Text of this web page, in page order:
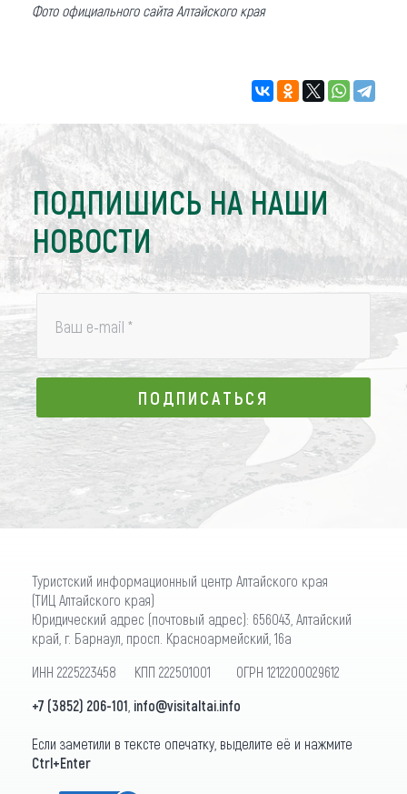
Фото официального сайта Алтайского края
ПОДПИШИСЬ НА НАШИ
НОВОСТИ
Ваш e-mail *
ПОДПИСАТЬСЯ
ПОДПИСАТЬСЯ
Туристский информационный центр Алтайского края
(ТИЦ Алтайского края)
Юридический адрес (почтовый адрес): 656043, Алтайский
край, г. Барнаул, просп. Красноармейский, 16а
ИНН 2225223458 КПП 222501001 ОГРН 1212200029612
+7 (3852) 206-101 info@visitaltai.info
Если заметили в тексте опечатку, выделите её и нажмите
Ctrl+Enter